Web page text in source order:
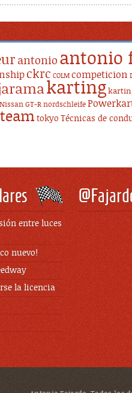
antonio antonio
ckrc COLM competicion
karting
Nissan GT-R nordschleife
tokyo Técnicas de
entre luces
nuevo!
la licencia